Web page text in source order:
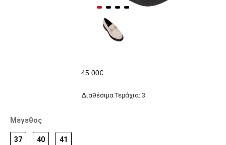
45.00€
Διαθέσιμα Τεμάχια: 3
Μέγεθος
37 40 41